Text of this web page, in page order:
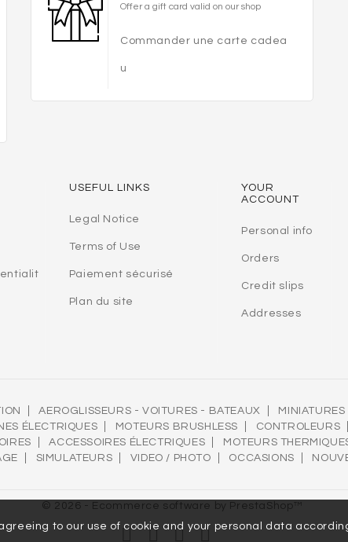
Offer a gift card valid on our shop
Commander une carte cadea
u
USEFUL LINKS
Legal Notice
Terms of Use
Paiement sécurisé
Plan du site
YOUR
ACCOUNT
Personal info
Orders
Credit slips
Addresses
to our use of cookie and your personal data according
AEROGLISSEURS - VOITURES - BATEAUX MINIATURES
ÉLECTRIQUES MOTEURS BRUSHLESS CONTROLEURS
ACCESSOIRES ÉLECTRIQUES MOTEURS
SIMULATEURS VIDEO / PHOTO OCCASIONS
© 2026 - Ecommerce software by PrestaShop™